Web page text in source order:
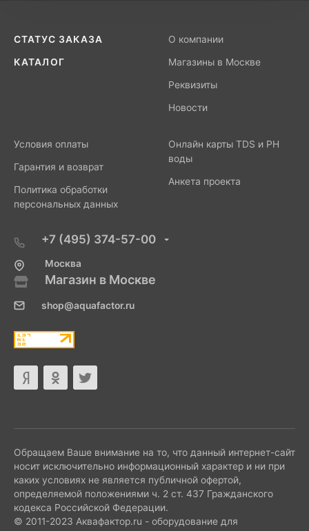
СТАТУС ЗАКАЗА
КАТАЛОГ
О компании
Магазины в Москве
Реквизиты
Новости
Условия оплаты
Гарантия и возврат
Политика обработки
персональных данных
Онлайн карты TDS и PH
воды
Анкета проекта
+7 (495) 374-57-00
Москва
Магазин в Москве
shop@aquafactor.ru
Обращаем Ваше внимание на то, что данный интернет-сайт
носит исключительно информационный характер и ни при
каких условиях не является публичной офертой,
определяемой положениями ч. 2 ст. 437 Гражданского
кодекса Российской Федерации.
© 2011-2023 Аквафактор.ru - оборудование для